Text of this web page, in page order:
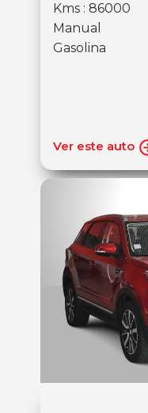
Kms : 86000
Manual
Gasolina
Ver este auto